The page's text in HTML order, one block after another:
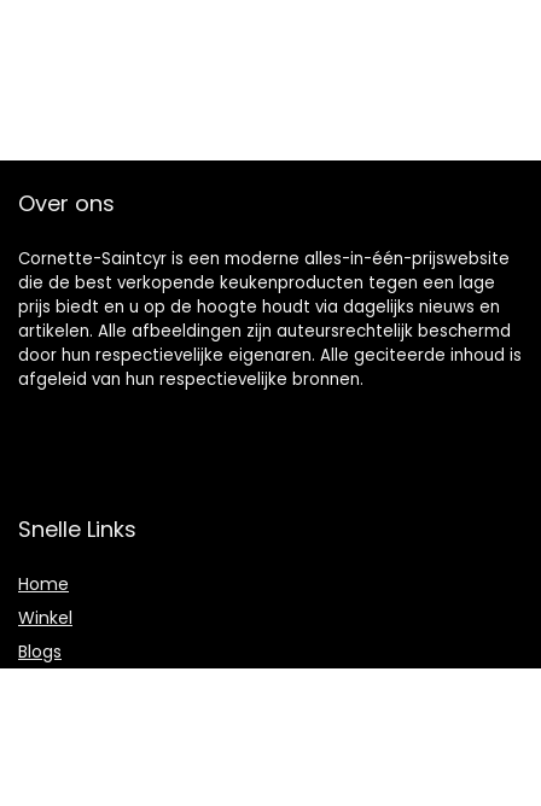
Over ons
Cornette-Saintcyr is een moderne alles-in-één-prijswebsite
die de best verkopende keukenproducten tegen een lage
prijs biedt en u op de hoogte houdt via dagelijks nieuws en
artikelen. Alle afbeeldingen zijn auteursrechtelijk beschermd
door hun respectievelijke eigenaren. Alle geciteerde inhoud is
afgeleid van hun respectievelijke bronnen.
Snelle Links
Home
Winkel
Blogs